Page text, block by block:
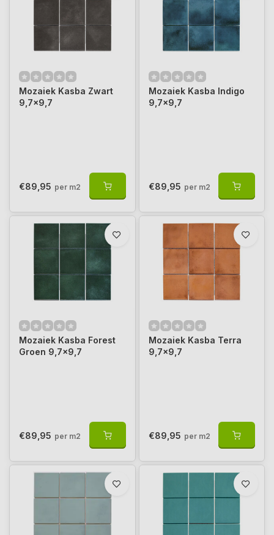
Mozaiek Kasba Zwart
9,7x9,7
€89,95 per m2
Mozaiek Kasba Indigo
9,7x9,7
€89,95 per m2
Mozaiek Kasba Forest
Groen 9,7x9,7
€89,95 per m2
Mozaiek Kasba Terra
9,7x9,7
€89,95 per m2